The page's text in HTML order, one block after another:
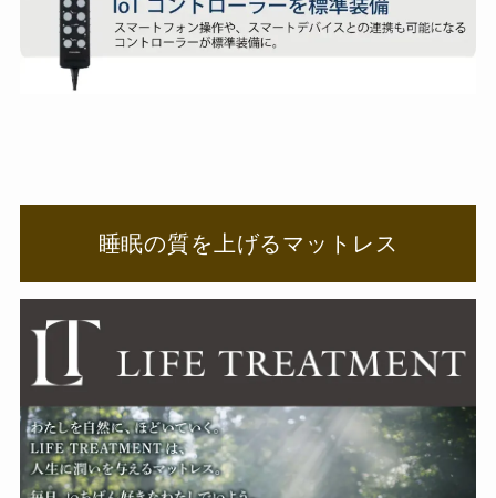
睡眠の質を上げるマットレス